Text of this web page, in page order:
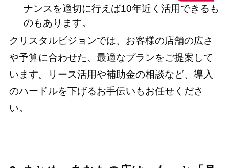
ナンスを適切に行えば10年近く活用できるも
のもあります。
クリスタルビジョンでは、お客様の店舗の広さ
や予算に合わせた、最適なプランをご提案して
います。リース活用や補助金の相談など、導入
のハードルを下げるお手伝いもお任せくださ
い。